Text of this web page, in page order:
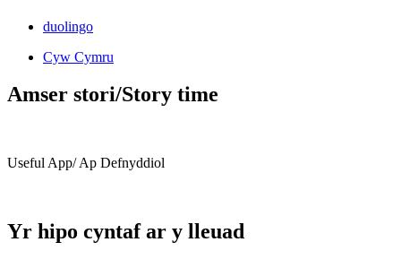
duolingo
Cyw Cymru
Amser stori/Story time
Useful App/ Ap Defnyddiol
Yr hipo cyntaf ar y lleuad